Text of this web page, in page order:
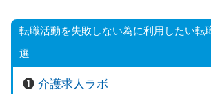
転職活動を失敗しない為に利用したい転
選
❶ 介護求人ラボ